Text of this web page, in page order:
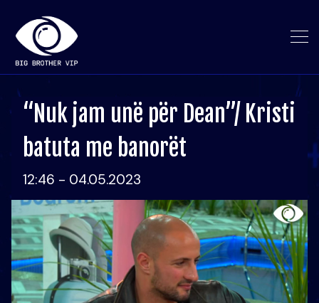
“Nuk jam unë për Dean”/ Kristi
batuta me banorët
12:46 - 04.05.2023